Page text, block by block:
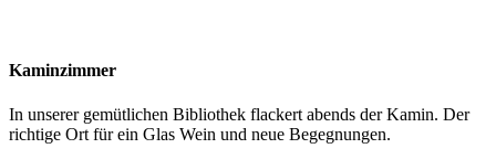
Kaminzimmer
In unserer gemütlichen Bibliothek flackert abends der Kamin. Der
richtige Ort für ein Glas Wein und neue Begegnungen.